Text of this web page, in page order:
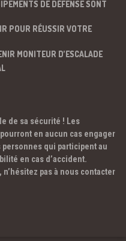
DE DÉFENSE SONT
POUR RÉUSSIR VOTRE
MONITEUR D’ESCALADE
de sa sécurité ! Les
en aucun cas engager
qui participent au
en cas d’accident.
pas à nous contacter